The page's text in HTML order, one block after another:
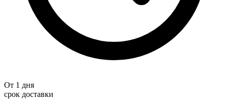
От 1 дня
срок доставки